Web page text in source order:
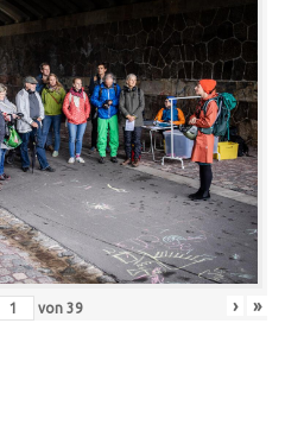
von 39 › »